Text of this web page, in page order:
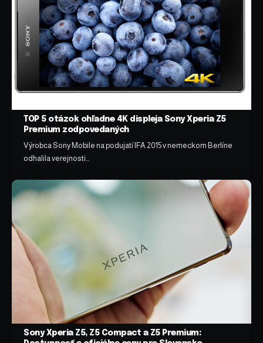
TOP 5 otázok ohľadne 4K displeja Sony Xperia Z5
Premium zodpovedaných
Výrobca Sony Mobile na podujatí IFA 2015 v nemeckom Berlíne
odhalila verejnosti…
Sony Xperia Z5, Z5 Compact a Z5 Premium: